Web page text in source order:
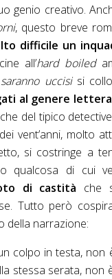
genio creativo.
, questo breve
difficile un
all’hard boiled
uccisisi
al genere
del tipico detective
vent’anni, molto
si costringe a
qualcosa di cui
di castità che
Tutto però
della narrazione:
colpo in testa, non
stessa serata,